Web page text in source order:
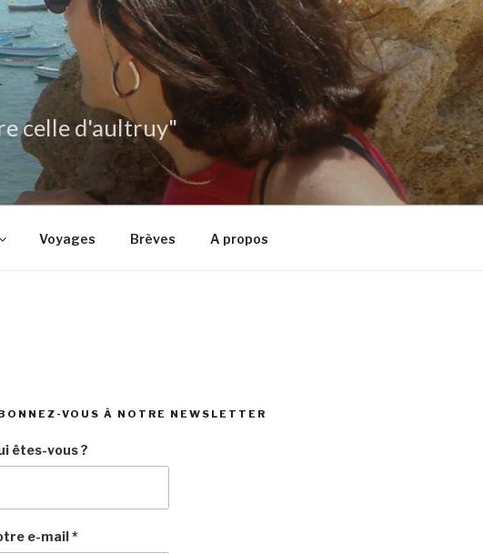
celle d'aultruy"
Voyages Brèves A propos
VOUS À NOTRE NEWSLETTER
êtes-vous ?
e-mail*